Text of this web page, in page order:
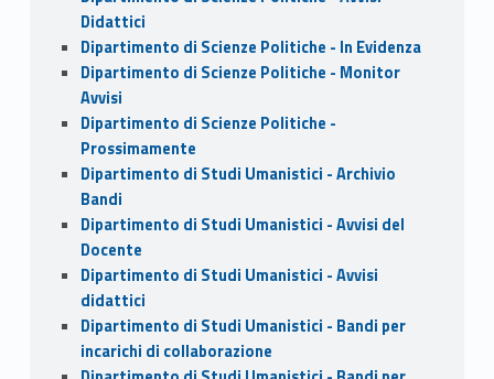
Didattici
Dipartimento di Scienze Politiche - In Evidenza
Dipartimento di Scienze Politiche - Monitor
Avvisi
Dipartimento di Scienze Politiche -
Prossimamente
Dipartimento di Studi Umanistici - Archivio
Bandi
Dipartimento di Studi Umanistici - Avvisi del
Docente
Dipartimento di Studi Umanistici - Avvisi
didattici
Dipartimento di Studi Umanistici - Bandi per
incarichi di collaborazione